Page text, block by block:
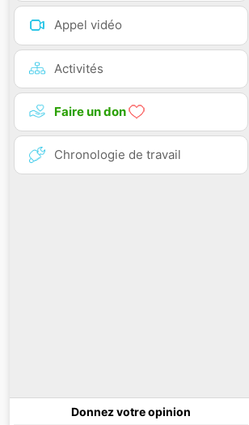
Appel vidéo
Activités
Faire un don
Chronologie de travail
Donnez votre opinion